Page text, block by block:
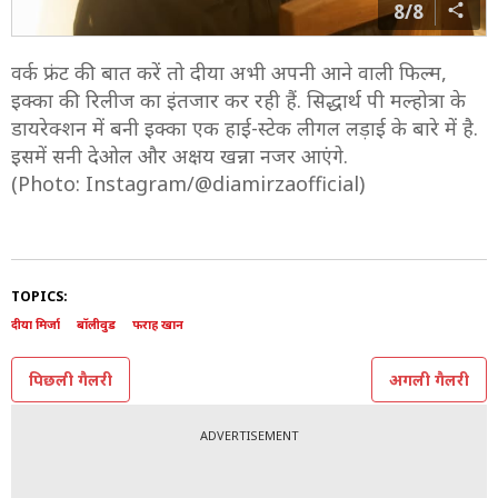
8/8
वर्क फ्रंट की बात करें तो दीया अभी अपनी आने वाली फिल्म,
इक्का की रिलीज का इंतजार कर रही हैं. सिद्धार्थ पी मल्होत्रा ​​के
डायरेक्शन में बनी इक्का एक हाई-स्टेक लीगल लड़ाई के बारे में है.
इसमें सनी देओल और अक्षय खन्ना नजर आएंगे.
(Photo: Instagram/@diamirzaofficial)
TOPICS:
दीया मिर्जा बॉलीवुड फराह खान
पिछली गैलरी अगली गैलरी
ADVERTISEMENT